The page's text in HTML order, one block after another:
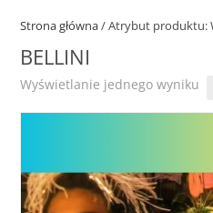
Strona główna/ Atrybut produktu:
BELLINI
Wyświetlanie jednego wyniku